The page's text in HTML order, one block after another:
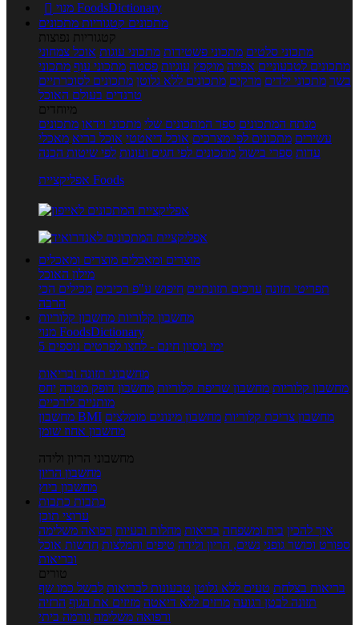

מנוי FoodsDictionary
מתכונים קטגוריות מתכונים
קטגוריות נפוצות
מתכוני סלטים מתכוני פשטידות מתכוני עוגות אוכל צמחוני
מתכונים לטבעוניים אפייה מוקפץ עוגיות פסטה מתכוני עוף מתכוני
בשר מתכוני ילדים מרקים מתכונים ללא גלוטן מתכונים לסוכרתיים
טרנדים בעולם האוכל
מיוחדים
מנתח המתכונים ספר המתכונים שלי מתכוני וידאו מתכונים
עשירים מתכונים לפי מצרכים אוכל דיאטטי אוכל בריא מאכלי
עדות ספרי בישול מתכונים לפי חגים ועונות לפי שיטות הכנה
אפליקציית Foods
מוצרים ומאכלים מוצרים ומאכלים
מילון האוכל
תפריטי תזונה ערכים תזונתיים חיפוש ע"פ רכיבים מכילים הכי
הרבה
מחשבון קלוריות מחשבון קלוריות
מנוי FoodsDictionary
5 ימי ניסיון חינם - לחצו לפרטים נוספים
מחשבוני תזונה ובריאות
מחשבון קלוריות מחשבון שריפת קלוריות מחשבון דופק מטרה יחס
מותניים לירכיים
מחשבון BMI
מחשבון צריכת קלוריות מחשבון מינונים מומלצים
מחשבון אחוז שומן
מחשבוני הריון ולידה
מחשבון הריון
מחשבון ביוץ
כתבות כתבות
ערוצי תוכן
איך להכין בית ומשפחה בריאות מחלות ובעיות רפואה משלימה
ספורט וכושר גופני נשים, הריון ולידה טיפים והמלצות חדשות אוכל
ובריאות
טורים
בריאות בצלחת טעים ללא גלוטן טבעונות לבריאות לבשל כמו שף
תזונה לבטן רגועה מרזים ללא דיאטה מזיזים את הגוף הרזיה
ורפואה משלימה גורמה ביתי